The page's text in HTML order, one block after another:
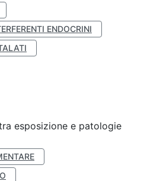
ENDOCRINI
esposizione e patologie